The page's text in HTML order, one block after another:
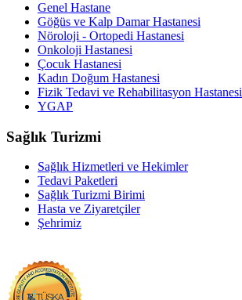
Genel Hastane
Göğüs ve Kalp Damar Hastanesi
Nöroloji - Ortopedi Hastanesi
Onkoloji Hastanesi
Çocuk Hastanesi
Kadın Doğum Hastanesi
Fizik Tedavi ve Rehabilitasyon Hastanesi
YGAP
Sağlık Turizmi
Sağlık Hizmetleri ve Hekimler
Tedavi Paketleri
Sağlık Turizmi Birimi
Hasta ve Ziyaretçiler
Şehrimiz